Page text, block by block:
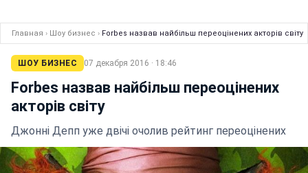
Главная › Шоу бизнес › Forbes назвав найбільш переоцінених акторів світу
ШОУ БИЗНЕС 07 декабря 2016 · 18:46
Forbes назвав найбільш переоцінених
акторів світу
Джонні Депп уже двічі очолив рейтинг переоцінених